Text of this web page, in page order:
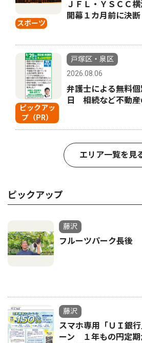
スポーツ
ＪＦＬ・ＹＳＣＣ
開幕１カ月前に決断
ピックアッ
プ（PR）
戸塚区・泉区
2026.08.06
弁護士による無料
日 相続など不動産
エリア一覧を見
ピックアップ
藤沢
フルーツパーク長後
藤沢
スマホ専用「ＵＩ銀
ーン １年もの円定